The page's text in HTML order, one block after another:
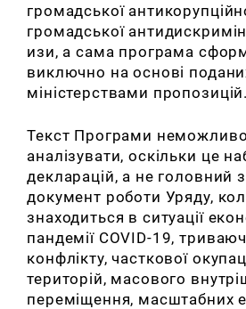
громадської
громадської
изи, а сама програма
виключно на основі
міністерствами пропозицій.
Текст Програми
аналізувати,оскільки це
декларацій, а не головний
документ роботи Уряду,
знаходиться в ситуації
пандемії COVID-19,
конфлікту, часткової
територій, масового
переміщення, масштабних